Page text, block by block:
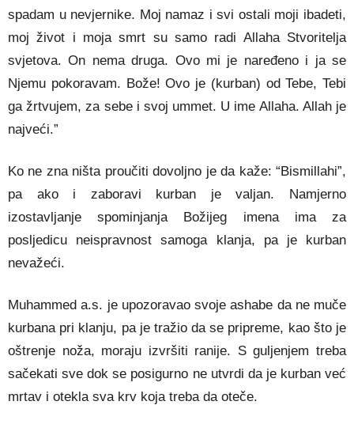
spadam u nevjernike. Moj namaz i svi ostali moji ibadeti,
moj život i moja smrt su samo radi Allaha Stvoritelja
svjetova. On nema dru­ga. Ovo mi je naređeno i ja se
Njemu pokoravam. Bože! Ovo je (kurban) od Tebe, Tebi
ga žrtvujem, za sebe i svoj ummet. U ime Allaha. Allah je
naj­veći.”
Ko ne zna ništa proučiti dovoljno je da kaže: “Bismillahi”,
pa ako i zaboravi kurban je valjan. Namjerno
izostavljanje spominjanja Božijeg imena ima za
posljedicu neispravnost samoga klanja, pa je kurban
nevažeći.
Muhammed a.s. je upozoravao svoje ashabe da ne muče
kurbana pri klanju, pa je tražio da se pripre­me, kao što je
oštrenje noža, moraju izvršiti ranije. S guljenjem treba
sačekati sve dok se posigurno ne utvrdi da je kurban već
mrtav i otekla sva krv koja treba da oteče.